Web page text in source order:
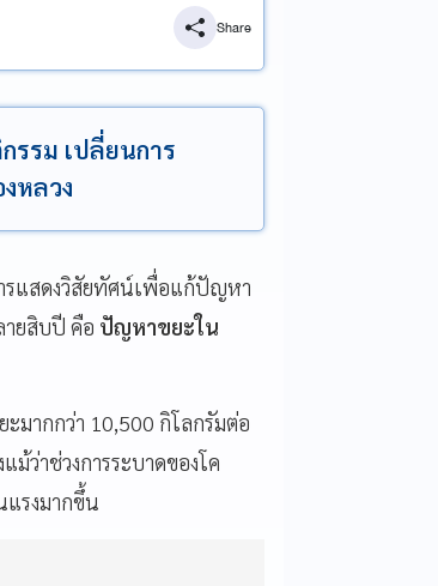
Share
รรม เปลี่ยนการ
หลวง
ารแสดงวิสัยทัศน์เพื่อแก้ปัญหา
ยสิบปี คือ ปัญหาขยะใน
มากกว่า 10,500 กิโลกรัมต่อ
ว่าช่วงการระบาดของโค
รงมากขึ้น